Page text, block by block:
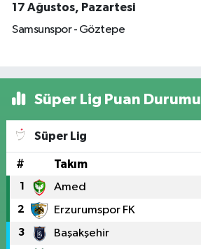
17 Ağustos, Pazartesi
Samsunspor - Göztepe
Süper Lig Puan Durumu
Süper Lig
# Takım
1 Amed
2 Erzurumspor FK
3 Başakşehir